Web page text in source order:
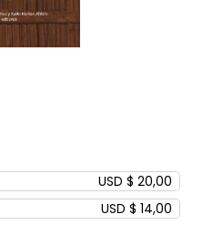
USD $ 20,00
USD $ 14,00